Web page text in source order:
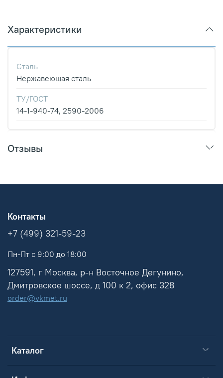
Характеристики
Сталь
Нержавеющая сталь
ТУ/ГОСТ
14-1-940-74, 2590-2006
Отзывы
Каталог
Контакты
+7 (499) 321-59-23
Пн-Пт с 9:00 до 18:00
127591, г Москва, р-н Восточное Дегунино,
Дмитровское шоссе, д 100 к 2, офис 328
order@vkmet.ru